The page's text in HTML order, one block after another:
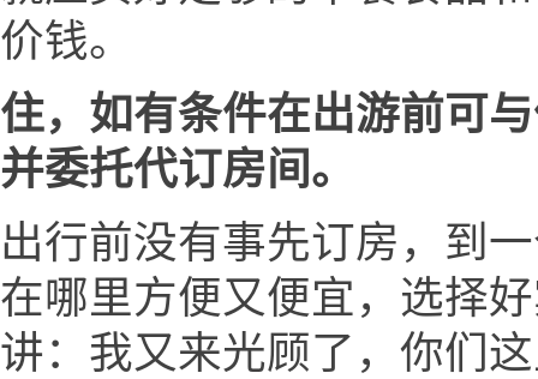
价钱。
住，如有条件在出游前可
并委托代订房间。
出行前没有事先订房，到
在哪里方便又便宜，选择
讲：我又来光顾了，你们